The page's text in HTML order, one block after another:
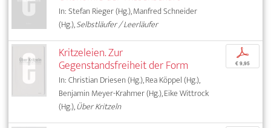
In: Stefan Rieger (Hg.), Manfred Schneider
(Hg.),Selbstläufer / Leerläufer
Kritzeleien. Zur
Gegenstandsfreiheit der Form
In: Christian Driesen (Hg.), Rea Köppel (Hg.),
Benjamin Meyer-Krahmer (Hg.), Eike Wittrock
(Hg.),Über Kritzeln
p
€ 9,95